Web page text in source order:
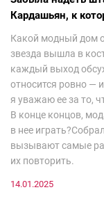
Кардашьян, к
Какой модный дом
звезда вышла в
каждый выход
относится ровно —
я уважаю ее за то,
В конце концов,
в нее
вызывают самые
их повторить.
14.01.2025